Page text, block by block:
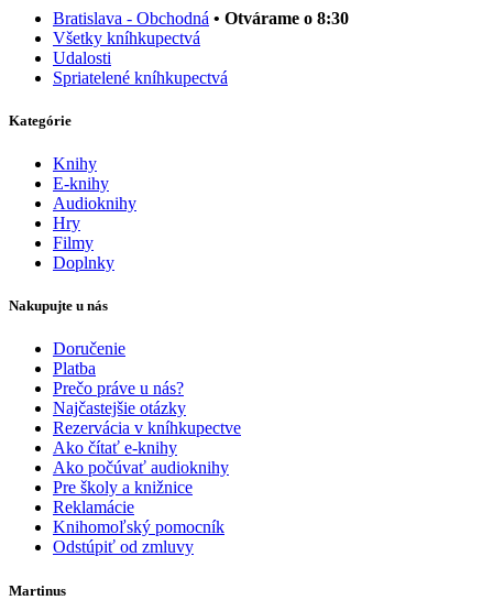
Bratislava - Obchodná • Otvárame o 8:30
Všetky kníhkupectvá
Udalosti
Spriatelené kníhkupectvá
Kategórie
Knihy
E-knihy
Audioknihy
Hry
Filmy
Doplnky
Nakupujte u nás
Doručenie
Platba
Prečo práve u nás?
Najčastejšie otázky
Rezervácia v kníhkupectve
Ako čítať e-knihy
Ako počúvať audioknihy
Pre školy a knižnice
Reklamácie
Knihomoľský pomocník
Odstúpiť od zmluvy
Martinus